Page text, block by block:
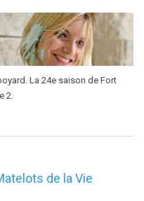
La 24e saison de Fort
2.
de la Vie